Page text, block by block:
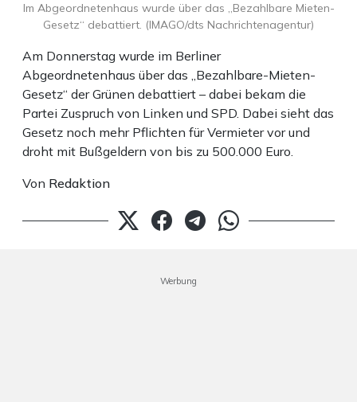
Am Donnerstag wurde im Berliner
Abgeordnetenhaus über das „Bezahlbare-Mieten-
Gesetz“ der Grünen debattiert – dabei bekam die
Partei Zuspruch von Linken und SPD. Dabei sieht das
Gesetz noch mehr Pflichten für Vermieter vor und
droht mit Bußgeldern von bis zu 500.000 Euro.
Von Redaktion
Im Abgeordnetenhaus wurde über das „Bezahlbare Mieten-
Gesetz“ debattiert. (IMAGO/dts Nachrichtenagentur)
Werbung